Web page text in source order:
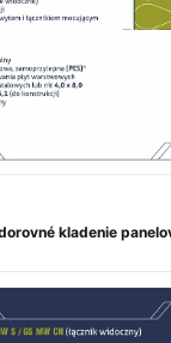
kladenie